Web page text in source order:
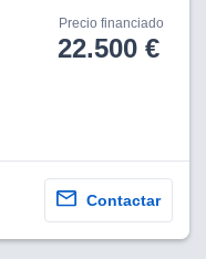
Precio financiado
22.500 €
Contactar